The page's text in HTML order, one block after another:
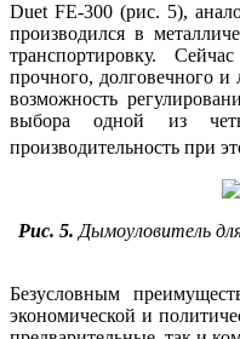
Duet FE-300 (рис. 5),
производился в
транспортировку.
прочного, долговечного и
возможность
выбора одной из
производительность при
Рис. 5. Дымоуловитель
Безусловным
экономической и